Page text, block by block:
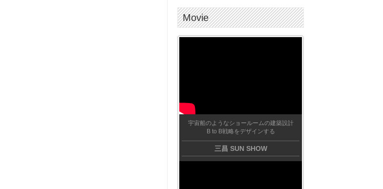
Movie
宇宙船のようなショールームの建築設計
B to B戦略をデザインする
三昌 SUN SHOW